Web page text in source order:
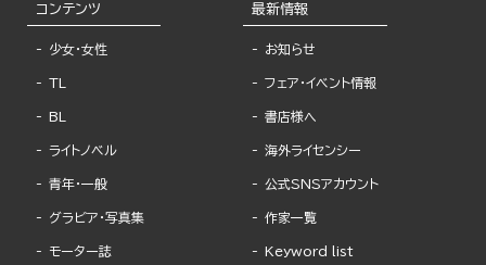
コンテンツ
少女・女性
TL
BL
ライトノベル
青年・一般
グラビア・写真集
モーター誌
最新情報
お知らせ
フェア・イベント情報
書店様へ
海外ライセンシー
公式SNSアカウント
作家一覧
Keyword list